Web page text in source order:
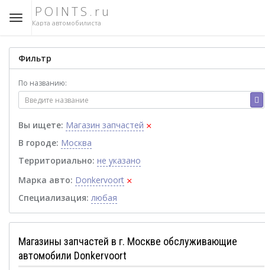
POINTS.ru
Карта автомобилиста
Фильтр
По названию:
Вы ищете: Магазин запчастей ×
В городе: Москва
Территориально: не указано
Марка авто: Donkervoort ×
Специализация: любая
Магазины запчастей в г. Москве обслуживающие
автомобили Donkervoort